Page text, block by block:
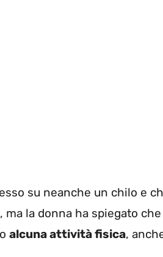
su neanche un chilo e
la donna ha spiegato
alcuna attività fisica,